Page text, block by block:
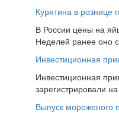
Курятина в
В России цены на
Неделей ранее оно
Инвестиционная
Инвестиционная
зарегистрировали
Выпуск мороженого